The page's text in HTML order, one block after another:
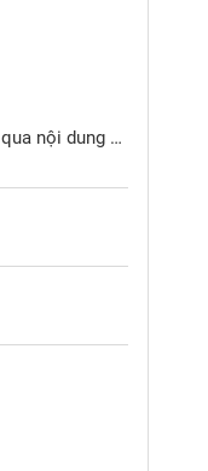
Nghị quyết Hội đồng quản trị số 03/NQ-HĐQT ngày 05/05/2026 về việc thông qua nội dung chi trả cổ tức năm 2025 bằng tiền mặt tỷ lệ 25%/cổ phiếu và ngày đăng ký cuối cùng 22/05/2026